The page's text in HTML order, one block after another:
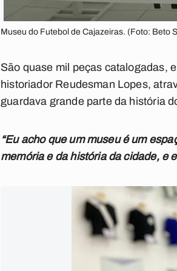
Museu do Futebol de Cajazeiras. (Foto: Beto
São quase mil peças catalogadas,
historiador Reudesman Lopes,
guardava grande parte da história
“Eu acho que um museu é um
memória e da história da cidade, e